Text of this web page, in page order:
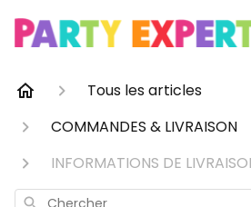
Tous les articles
COMMANDES & LIVRAISON
INFORMATIONS DE
Chercher